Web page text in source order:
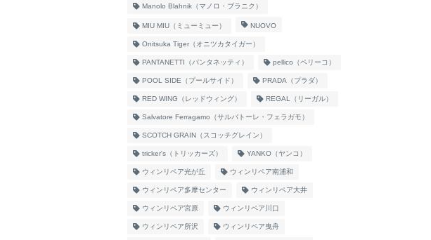
Manolo Blahnik（マノロ・ブラニク）
MIU MIU（ミューミュー） NUOVO
Onitsuka Tiger（オニツカタイガー）
PANTANETTI（パンタネッティ） pellico（ペリーコ）
POOL SIDE（プールサイド） PRADA（プラダ）
RED WING（レッドウィング） REGAL（リーガル）
Salvatore Ferragamo（サルバトーレ・フェラガモ）
SCOTCH GRAIN（スコッチグレイン）
tricker's（トリッカーズ） YANKO（ヤンコ）
ウィンリペア光が丘 ウィンリペア南浦和
ウィンリペア多摩センター ウィンリペア大井
ウィンリペア宮原 ウィンリペア川口
ウィンリペア所沢 ウィンリペア曳舟